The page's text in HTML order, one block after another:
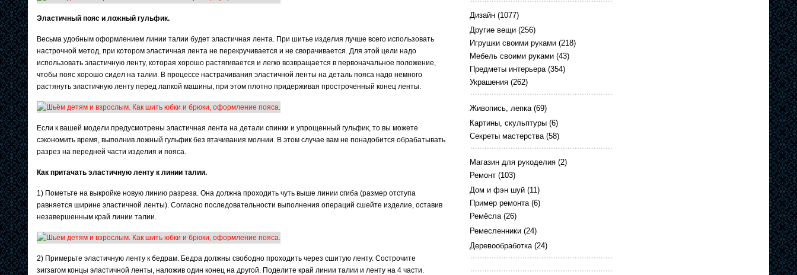
Эластичный пояс и ложный гульфик.
Весьма удобным оформлением линии талии будет эластичная лента. При шитье изделия лучше всего использовать
настрочной метод, при котором эластичная лента не перекручивается и не сворачивается. Для этой цели надо
использовать эластичную ленту, которая хорошо растягивается и легко возвращается в первоначальное положение,
чтобы пояс хорошо сидел на талии. В процессе настрачивания эластичной ленты на деталь пояса надо немного
растянуть эластичную ленту перед лапкой машины, при этом плотно придерживая простроченный конец ленты.
Если к вашей модели предусмотрены эластичная лента на детали спинки и упрощенный гульфик, то вы можете
сэкономить время, выполнив ложный гульфик без втачивания молнии. В этом случае вам не понадобится обрабатывать
разрез на передней части изделия и пояса.
Как притачать эластичную ленту к линии талии.
1) Пометьте на выкройке новую линию разреза. Она должна проходить чуть выше линии сгиба (размер отступа
равняется ширине эластичной ленты). Согласно последовательности выполнения операций сшейте изделие, оставив
незавершенным край линии талии.
2) Примерьте эластичную ленту к бедрам. Бедра должны свободно проходить через сшитую ленту. Сострочите
зигзагом концы эластичной ленты, наложив один конец на другой. Поделите край линии талии и ленту на 4 части.
Дизайн (1077)
Другие вещи (256)
Игрушки своими руками (218)
Мебель своими руками (43)
Предметы интерьера(354)
Украшения (262)
Живопись, лепка(69)
Картины, скульптуры (6)
Секреты мастерства(58)
Магазин для рукоделия (2)
Ремонт (103)
Дом и фэн шуй (11)
Пример ремонта(6)
Ремёсла(26)
Ремесленники (24)
Деревообработка(24)